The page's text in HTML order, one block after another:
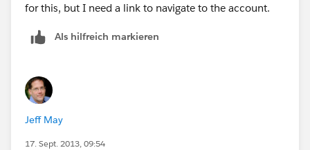
for this, but I need a link to navigate to the account.
Als hilfreich markieren
Jeff May
17. Sept. 2013, 09:54